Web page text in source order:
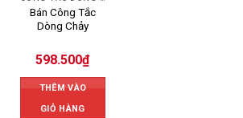
Bán Công Tắc
Dòng Chảy
598.500₫
THÊM VÀO
GIỎ HÀNG